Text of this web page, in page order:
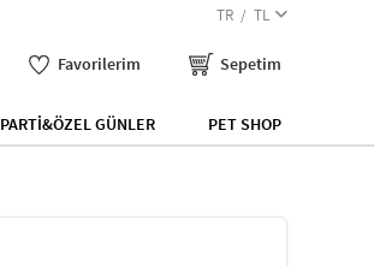
TR TL
Favorilerim Sepetim
PARTİ&ÖZEL GÜNLER PET SHOP